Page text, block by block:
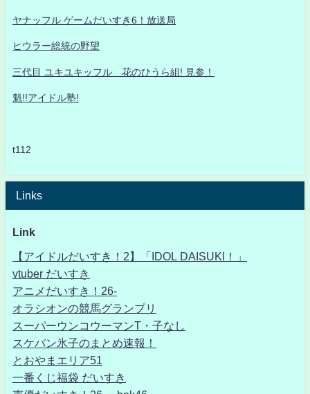
ヤナッフル ゲームだいすき6！放送局
ヒウラー総統の野望
三代目 ユキユキッフル 花のひうら組! 見参！
魁!!アイドル塾!
t112
Links
Link
【アイドルだいすき！2】「IDOL DAISUKI！」
vtuber だいすき
アニメだいすき！26-
オラシオンの競馬グランプリ
スーパーウンコウーマンT・子なし
スケバン氷子のまとめ速報！
とおやまエリア51
一番くじ福袋 だいすき